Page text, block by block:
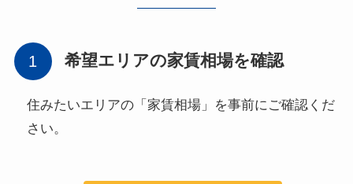
希望エリアの家賃相場を確認
住みたいエリアの「家賃相場」を事前にご確認くだ
さい。